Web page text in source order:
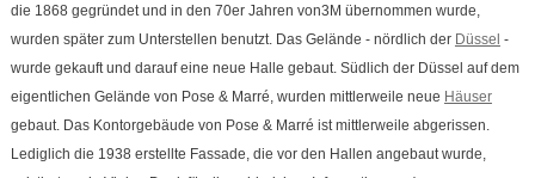
die 1868 gegründet und in den 70er Jahren von3M übernommen wurde,
wurden später zum Unterstellen benutzt. Das Gelände - nördlich der Düssel -
wurde gekauft und darauf eine neue Halle gebaut. Südlich der Düssel auf dem
eigentlichen Gelände von Pose & Marré, wurden mittlerweile neue Häuser
gebaut. Das Kontorgebäude von Pose & Marré ist mittlerweile abgerissen.
Lediglich die 1938 erstellte Fassade, die vor den Hallen angebaut wurde,